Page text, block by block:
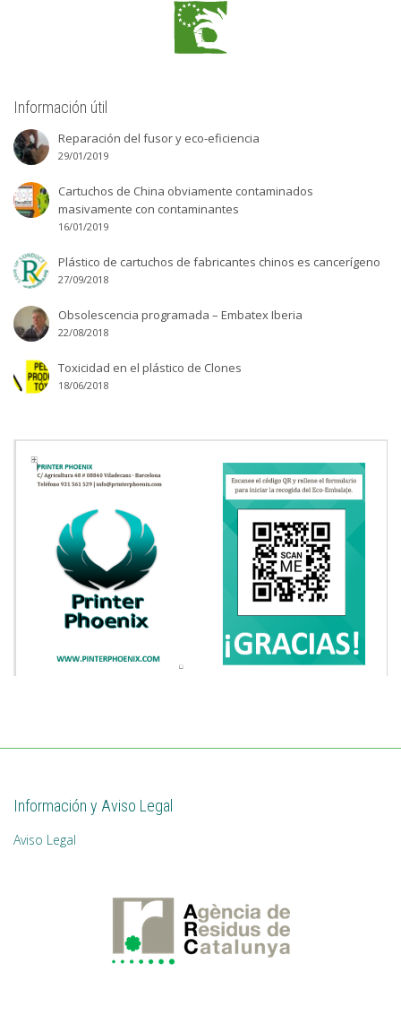
Información útil
Reparación del fusor y eco-eficiencia
29/01/2019
Cartuchos de China obviamente contaminados
masivamente con contaminantes
16/01/2019
Plástico de cartuchos de fabricantes chinos es cancerígeno
27/09/2018
Obsolescencia programada – Embatex Iberia
22/08/2018
Toxicidad en el plástico de Clones
18/06/2018
Información y Aviso Legal
Aviso Legal